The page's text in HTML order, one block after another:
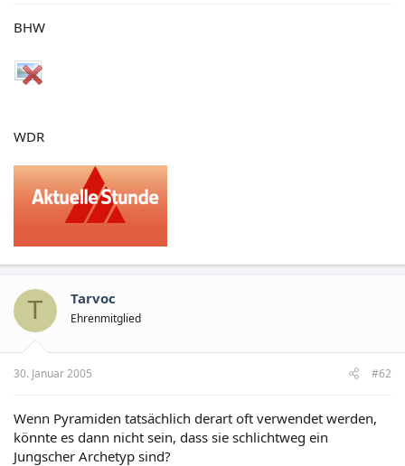
BHW
WDR
T Tarvoc
Ehrenmitglied
30. Januar 2005 #62
Wenn Pyramiden tatsächlich derart oft verwendet werden,
könnte es dann nicht sein, dass sie schlichtweg ein
Jungscher Archetyp sind?